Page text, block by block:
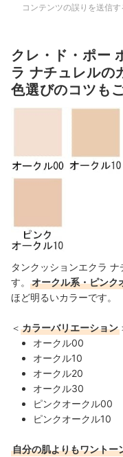
コンテンツの誤りを送信す
クレ・ド・ポー
ラ ナチュレルの
色選びのコツも
タンクッションエクラ
す。
オークル系・ピンク
ほど明るいカラーです。
＜ カラーバリエーション
オークル00
オークル10
オークル20
オークル30
ピンクオークル00
ピンクオークル10
自分の肌よりもワントー